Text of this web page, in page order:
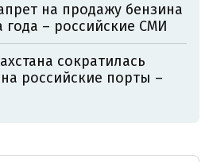
на продажу бензина
года – российские СМИ
сократилась
российские порты –